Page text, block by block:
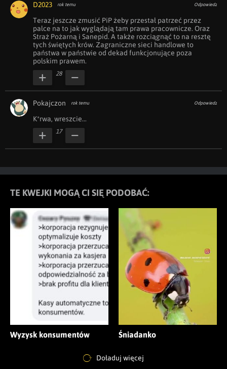
D2023 rok temu Odpowiedz
Teraz jeszcze zmusić PiP żeby przestał patrzeć przez
palce na to jak wyglądają tam prawa pracownicze. Oraz
Straż Pożarną i Sanepid. A także rozciągnąć to na resztę
tych świętych krów. Zagraniczne sieci handlowe to
państwa w państwie od dekad funkcjonujące poza
polskim prawem.
28
Pokajczon rok temu Odpowiedz
K*rwa, wreszcie...
17
TE KWEJKI MOGĄ CI SIĘ PODOBAĆ:
Wyzysk konsumentów Śniadanko
Doładuj więcej